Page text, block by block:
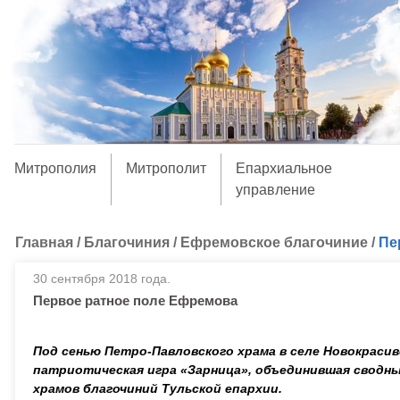
Митрополия Митрополит
Епархиальное
управление
Главная / Благочиния / Ефремовское благочиние /
30 сентября 2018 года.
Первое ратное поле Ефремова
Под сенью Петро-Павловского храма в селе
патриотическая игра «Зарница», объединившая
храмов благочиний Тульской епархии.